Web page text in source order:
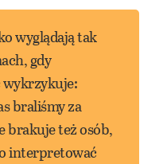
wyglądają tak
gdy
braliśmy za
brakuje też osób,
interpretować